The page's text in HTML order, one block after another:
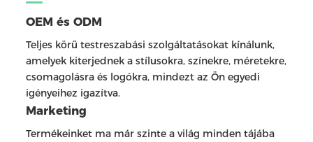
OEM és ODM
Teljes körű testreszabási szolgáltatásokat kínálunk,
amelyek kiterjednek a stílusokra, színekre, méretekre,
csomagolásra és logókra, mindezt az Ön egyedi
igényeihez igazítva.
Marketing
Termékeinket ma már szinte a világ minden tájába